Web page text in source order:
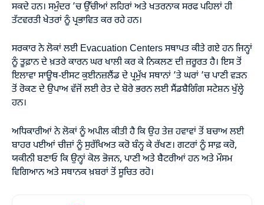
ਸਕਦੇ ਹਨ। ਸਮੁੰਦਰ ’ਚ ਉੱਚੀਆਂ ਲਹਿਰਾਂ ਅਤੇ ਖਤਰਨਾਕ ਸਰਫ ਪਹਿਲਾਂ ਹੀ
ਤੱਟਵਰਤੀ ਖੇਤਰਾਂ ਨੂੰ ਪ੍ਰਭਾਵਿਤ ਕਰ ਰਹੇ ਹਨ।
ਸਰਕਾਰ ਨੇ ਲੋਕਾਂ ਲਈ Evacuation Centers ਸਥਾਪਤ ਕੀਤੇ ਗਏ ਹਨ ਜਿਨ੍ਹਾਂ
ਨੂੰ ਤੂਫ਼ਾਨ ਦੇ ਖ਼ਤਰੇ ਕਾਰਨ ਘਰ ਖਾਲੀ ਕਰ ਕੇ ਨਿਕਲਣ ਦੀ ਜ਼ਰੂਰਤ ਹੈ। ਇਸ ਤੋਂ
ਇਲਾਵਾ ਸਾਊਥ-ਈਸਟ ਕੁਈਨਜ਼ਲੈਂਡ ਦੇ ਪ੍ਰਮੁੱਖ ਸਥਾਨਾਂ ’ਤੇ ਘਰਾਂ ’ਚ ਪਾਣੀ ਵੜਨ
ਤੋਂ ਰੋਕਣ ਦੇ ਉਪਾਅ ਵੱਜੋਂ ਲਈ ਰੇਤ ਦੇ ਬੋਰੇ ਭਰਨ ਲਈ ਸੈਂਡਬੈਗਿੰਗ ਸਟੇਸ਼ਨ ਖੁੱਲ੍ਹੇ
ਹਨ।
ਅਧਿਕਾਰੀਆਂ ਨੇ ਲੋਕਾਂ ਨੂੰ ਅਪੀਲ ਕੀਤੀ ਹੈ ਕਿ ਉਹ ਤੇਜ਼ ਹਵਾਵਾਂ ਤੋਂ ਬਚਾਅ ਲਈ
ਬਾਹਰ ਪਈਆਂ ਚੀਜ਼ਾਂ ਨੂੰ ਸੁਰੱਖਿਅਤ ਕਰੋ ਬੰਨ੍ਹ ਕੇ ਰੱਖਣ। ਗਟਰਾਂ ਨੂੰ ਸਾਫ਼ ਕਰੋ,
ਯਕੀਨੀ ਬਣਾਓ ਕਿ ਉਨ੍ਹਾਂ ਕੋਲ ਭੋਜਨ, ਪਾਣੀ ਅਤੇ ਬੈਟਰੀਆਂ ਹਨ ਅਤੇ ਮੌਸਮ
ਵਿਗਿਆਨ ਅਤੇ ਸਥਾਨਕ ਖ਼ਬਰਾਂ ਤੋਂ ਸੂਚਿਤ ਰਹੋ।